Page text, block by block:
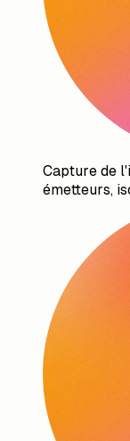
Capture de
émetteurs,